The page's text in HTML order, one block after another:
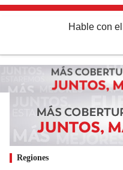
Hable con el
Regiones